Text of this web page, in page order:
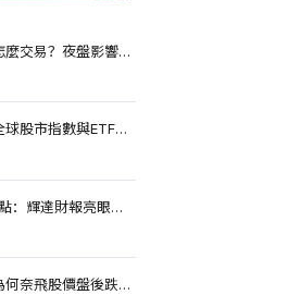
美股期貨是什麼？怎麼交易？夜盤影響台股嗎？注意結算日！
大盤指數是什麼？全球股市指數與ETF投資指南（2026）
標普500新高6487點：輝達財報亮眼，股價為何下跌？
科技股集體走強，為何奈飛股價盤後跌超9%?